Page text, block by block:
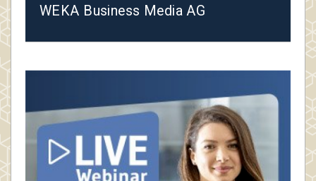
WEKA Business Media AG